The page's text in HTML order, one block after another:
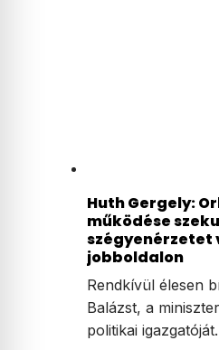
Huth Gergely:
működése
szégyenérzetet
jobboldalon
Rendkívül élesen
Balázst, a
politikai